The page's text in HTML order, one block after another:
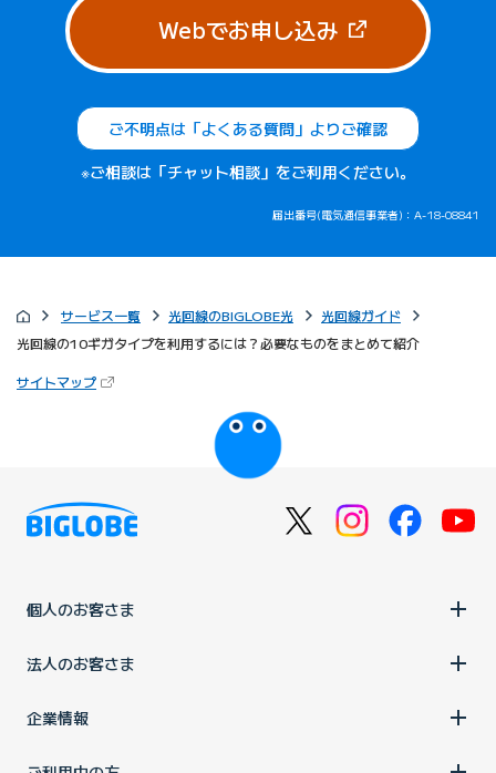
Webでお申し込み（新しいタブ
ご不明点は「よくある質問」よりご確認
※ご相談は「チャット相談」をご利用ください。
届出番号(電気通信事業者)：A-18-08841
サービス一覧 光回線のBIGLOBE光
光回線ガイド
光回線の10ギガタイプを利用するには？必要なものをまとめて紹介
サイトマップ（新しいタブで開きます）
個人のお客さま
法人のお客さま
企業情報